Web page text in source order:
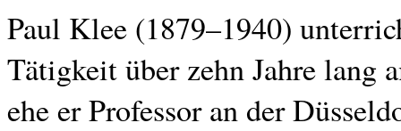
Paul Klee (1879–1940)
Tätigkeit über zehn Jahre lang
ehe er Professor an der